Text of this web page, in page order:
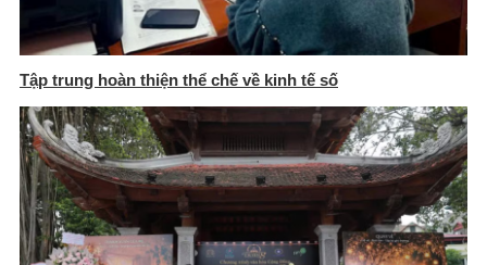
Tập trung hoàn thiện thể chế về kinh tế số